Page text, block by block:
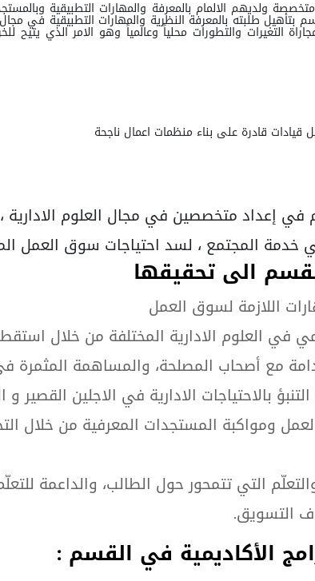
ومتخصصة ولديهم الالمام بالمعرفة والمهارات التطبيقية
طلبته بالمعرفة النظرية والمهارات التطبيقية في
التغيرات والتطورات محلياً وعالمياً وهو الامر الذي
قيادات قادرة على بناء منظمات اعمال ناجحة
في إعداد متخصصين في مجال العلوم
خدمة المجتمع ، لسد احتياجات سوق العمل
الى تحقيقها
اللازمة لسوق العمل
في العلوم الادارية المختلفة من خلال
مع أصحاب المصلحة، والمساهمة
بالاحتياجات الادارية في الاجلين القصير و
ومواكبة المستجدات المعرفية من خلال
التي تتمحور حول الطالب، والداعمة
التسويق.
الأكاديمية في القسم :